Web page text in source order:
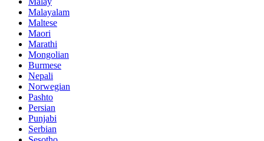
Malayalam
Maltese
Maori
Marathi
Mongolian
Burmese
Nepali
Norwegian
Pashto
Persian
Punjabi
Serbian